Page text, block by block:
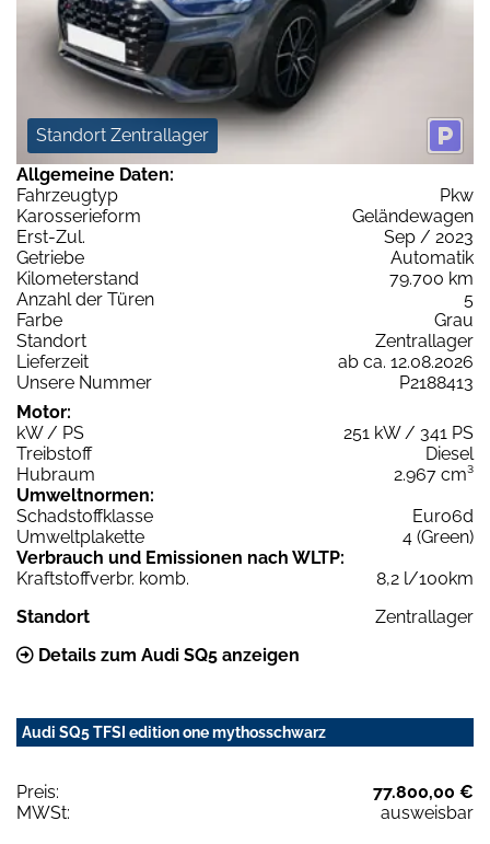
Standort Zentrallager
Allgemeine Daten:
Fahrzeugtyp
Pkw
Karosserieform
Geländewagen
Erst-Zul.
Sep / 2023
Getriebe
Automatik
Kilometerstand
79.700 km
Anzahl der Türen
5
Farbe
Grau
Standort
Zentrallager
Lieferzeit
ab ca. 12.08.2026
Unsere Nummer
P2188413
Motor:
kW / PS
251 kW / 341 PS
Treibstoff
Diesel
Hubraum
2.967 cm³
Umweltnormen:
Schadstoffklasse
Euro6d
Umweltplakette
4 (Green)
Verbrauch und Emissionen nach WLTP:
Kraftstoffverbr. komb.
8,2 l/100km
Standort
Zentrallager
Details zum Audi SQ5 anzeigen
Audi SQ5 TFSI edition one mythosschwarz
Preis:
77.800,00 €
MWSt:
ausweisbar